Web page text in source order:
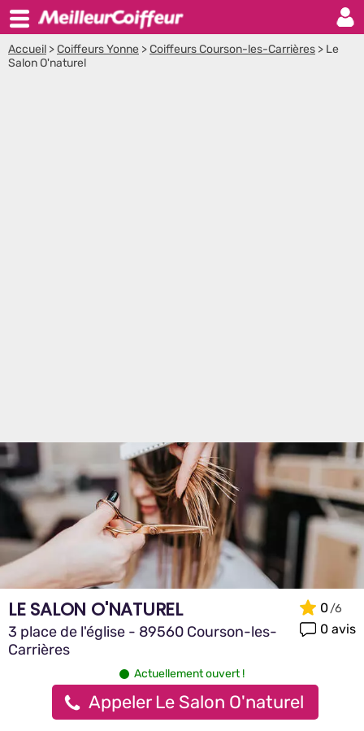
Accueil >Coiffeurs Yonne >Coiffeurs Courson-les-Carrières > Le
Salon O'naturel
LE SALON O'NATUREL
3 place de l'église - 89560 Courson-les-
Carrières
0
0 avis
Actuellement ouvert !
Appeler Le Salon O'naturel